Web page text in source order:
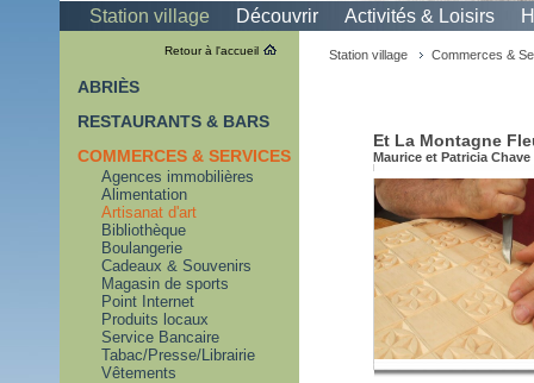
Artisanat d'art
Station village Découvrir Activités & Loisirs
Retour à l'accueil
ABRIÈS
RESTAURANTS & BARS
COMMERCES & SERVICES
Agences immobilières
Alimentation
Artisanat d'art
Bibliothèque
Boulangerie
Cadeaux & Souvenirs
Magasin de sports
Point Internet
Produits locaux
Service Bancaire
Tabac/Presse/Librairie
Vêtements
Station village Commerces &
Et La Montagne
Maurice et Patricia Chave